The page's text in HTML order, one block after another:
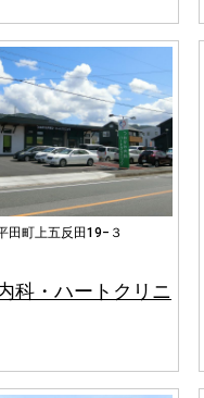
田町上五反田19−３
科・ハートクリニ